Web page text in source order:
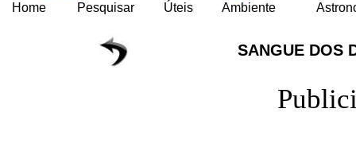
Home Pesquisar Úteis Ambiente
SANGUE DOS